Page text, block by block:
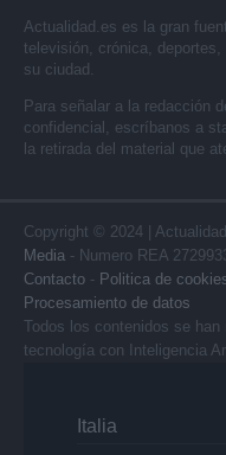
Actualidad.es es la gran
televisión, crónica,
su ciudad.
Para señalar a la redacción
confidencial, escríbanos a
la retirada del material que
Copyright © 2024 |
Media - Numero REA
Contacto - Politica de
Procesamiento de datos
Todos los contenidos se
tecnología con Inteligencia
Italia